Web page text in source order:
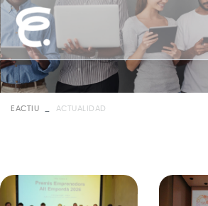
EACTIU ACTUALIDAD